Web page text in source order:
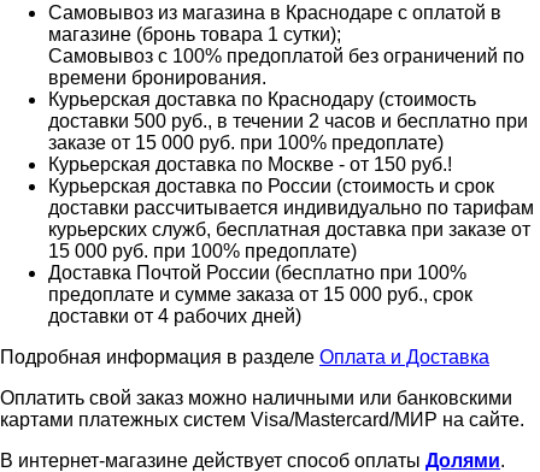
Самовывоз из магазина в Краснодаре с оплатой в
магазине (бронь товара 1 сутки);
Самовывоз с 100% предоплатой без ограничений по
времени бронирования.
Курьерская доставка по Краснодару (стоимость
доставки 500 руб., в течении 2 часов и бесплатно при
заказе от 15 000 руб. при 100% предоплате)
Курьерская доставка по Москве - от 150 руб.!
Курьерская доставка по России (стоимость и срок
доставки рассчитывается индивидуально по тарифам
курьерских служб, бесплатная доставка при заказе от
15 000 руб. при 100% предоплате)
Доставка Почтой России (бесплатно при 100%
предоплате и сумме заказа от 15 000 руб., срок
доставки от 4 рабочих дней)
Подробная информация в разделе Оплата и Доставка
Оплатить свой заказ можно наличными или банковскими
картами платежных систем Visa/Mastercard/МИР на сайте.
В интернет-магазине действует способ оплаты Долями.